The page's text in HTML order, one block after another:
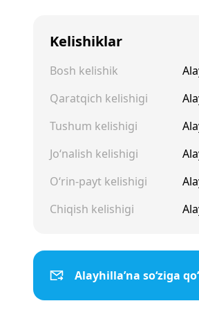
Kelishiklar
Bosh kelishik
Qaratqich kelishigi
Tushum kelishigi
Jo‘nalish kelishigi
O‘rin-payt kelishigi
Chiqish kelishigi
Alayhilla’na so‘ziga